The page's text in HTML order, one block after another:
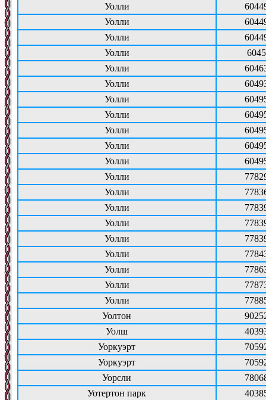
Уолли
Уолли
Уолли
Уолли
Уолли
Уолли
Уолли
Уолли
Уолли
Уолли
Уолли
Уолли
Уолли
Уолли
Уолли
Уолли
Уолли
Уолли
Уолли
Уолли
Уолтон
Уолш
Уоркуэрт
Уоркуэрт
Уорсли
Уотертон парк